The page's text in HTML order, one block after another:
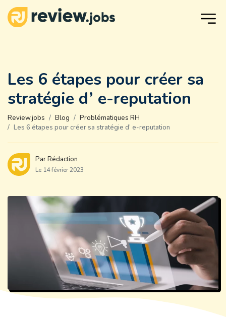
Les 6 étapes pour créer sa
stratégie d’ e-reputation
Review.jobs Blog
Problématiques RH
Les 6 étapes pour créer sa stratégie d’ e-reputation
Par Rédaction
Le 14 février 2023